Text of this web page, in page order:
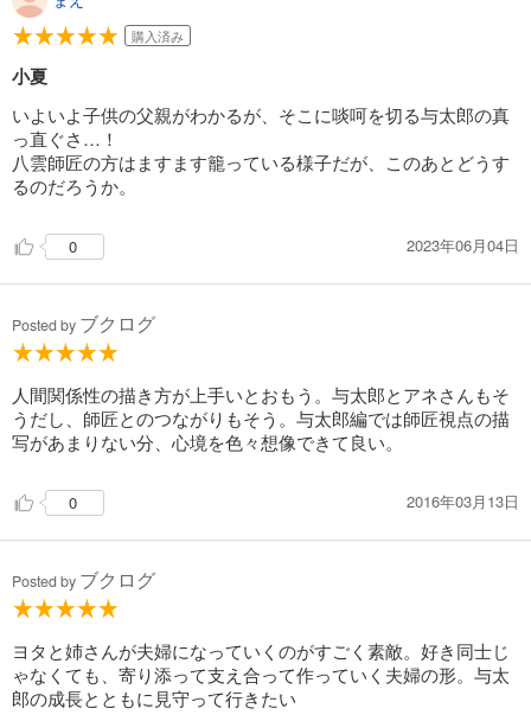
購入済み
小夏
いよいよ子供の父親がわかるが、そこに啖呵を切る与太郎の真
っ直ぐさ…！
八雲師匠の方はますます籠っている様子だが、このあとどうす
るのだろうか。
0 2023年06月04日
Posted by ブクログ
人間関係性の描き方が上手いとおもう。与太郎とアネさんもそ
うだし、師匠とのつながりもそう。与太郎編では師匠視点の描
写があまりない分、心境を色々想像できて良い。
0 2016年03月13日
Posted by ブクログ
ヨタと姉さんが夫婦になっていくのがすごく素敵。好き同士じ
ゃなくても、寄り添って支え合って作っていく夫婦の形。与太
郎の成長とともに見守って行きたい